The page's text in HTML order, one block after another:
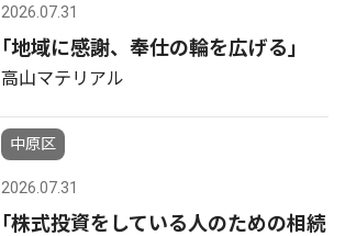
2026.07.31
｢地域に感謝、奉仕の輪を広げる｣
高山マテリアル
中原区
2026.07.31
｢株式投資をしている人のための相続